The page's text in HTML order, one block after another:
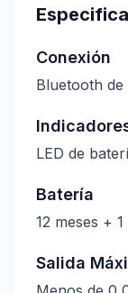
Conexión
Bluetooth
LED de
Batería
12 meses +
Salida